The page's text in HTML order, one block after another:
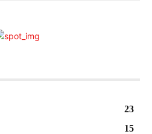
23
15